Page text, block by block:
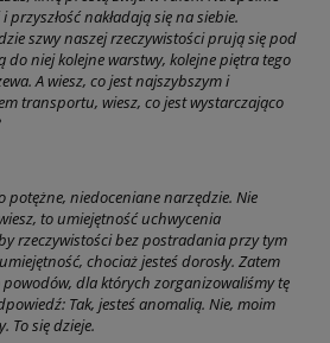
przyszłość nakładają się na siebie.
szwy naszej rzeczywistości prują się pod
do niej kolejne warstwy, kolejne piętra tego
A wiesz, co jest najszybszym i
transportu, wiesz, co jest wystarczająco
potężne, niedoceniane narzędzie. Nie
to umiejętność uchwycenia
rzeczywistości bez postradania przy tym
chociaż jesteś dorosły. Zatem
dla których zorganizowaliśmy tę
Tak, jesteś anomalią. Nie, moim
To się dzieje.